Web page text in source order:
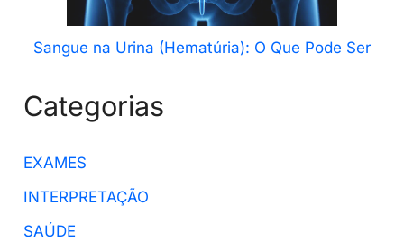
Sangue na Urina (Hematúria): O Que Pode Ser
Categorias
EXAMES
INTERPRETAÇÃO
SAÚDE